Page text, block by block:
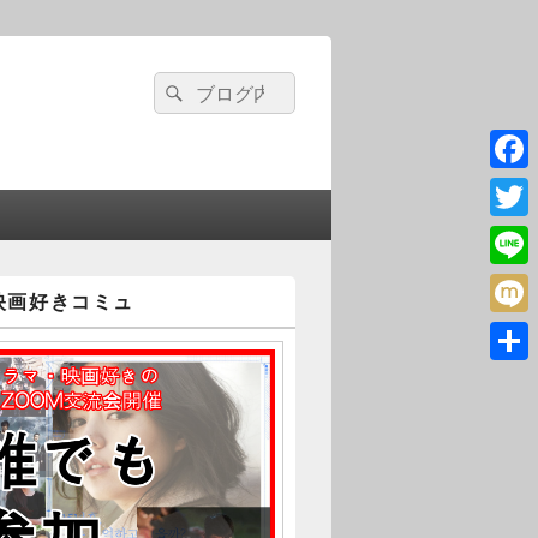
検
索:
検
索
好きコミュ
Line
Mixi